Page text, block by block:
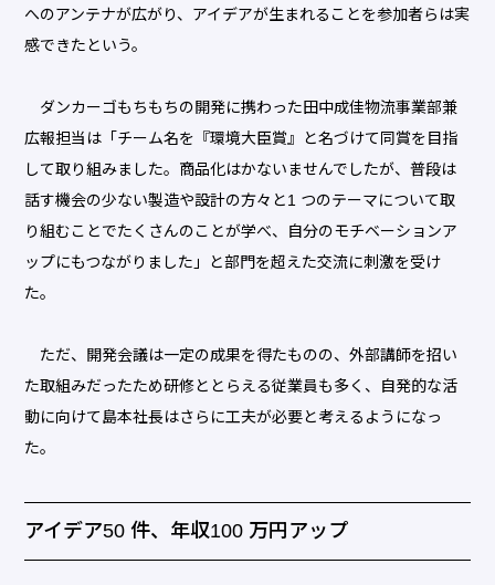
へのアンテナが広がり、アイデアが生まれることを参加者らは実
感できたという。
ダンカーゴもちもちの開発に携わった田中成佳物流事業部兼
広報担当は「チーム名を『環境大臣賞』と名づけて同賞を目指
して取り組みました。商品化はかないませんでしたが、普段は
話す機会の少ない製造や設計の方々と1 つのテーマについて取
り組むことでたくさんのことが学べ、自分のモチベーションア
ップにもつながりました」と部門を超えた交流に刺激を受け
た。
ただ、開発会議は一定の成果を得たものの、外部講師を招い
た取組みだったため研修ととらえる従業員も多く、自発的な活
動に向けて島本社長はさらに工夫が必要と考えるようになっ
た。
アイデア50 件、年収100 万円アップ